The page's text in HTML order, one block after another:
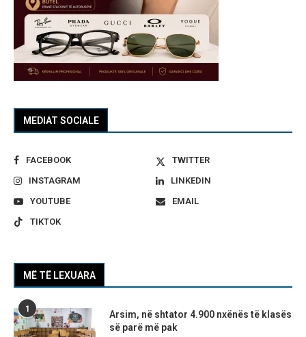
MEDIAT SOCIALE
FACEBOOK
TWITTER
INSTAGRAM
LINKEDIN
YOUTUBE
EMAIL
TIKTOK
MË TË LEXUARA
1
Arsim, në shtator 4.900 nxënës të klasës
së parë më pak